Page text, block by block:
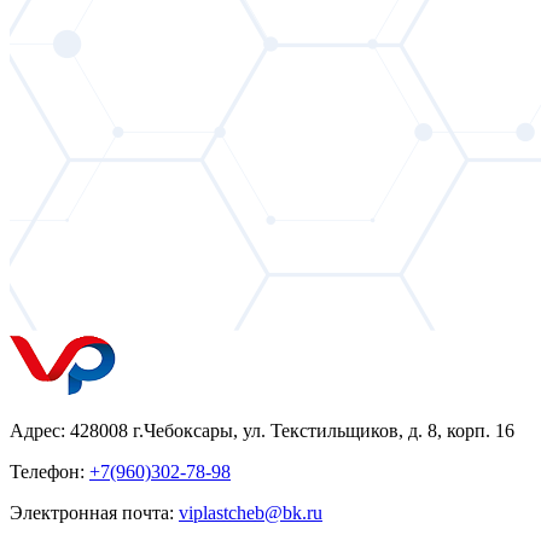
Адрес: 428008 г.Чебоксары, ул. Текстильщиков, д. 8, корп. 16
Телефон: +7(960)302-78-98
Электронная почта: viplastcheb@bk.ru